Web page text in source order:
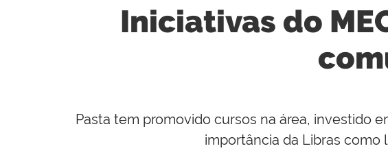
Iniciativas do
Pasta tem promovido cursos na área, investido
importância da Libras